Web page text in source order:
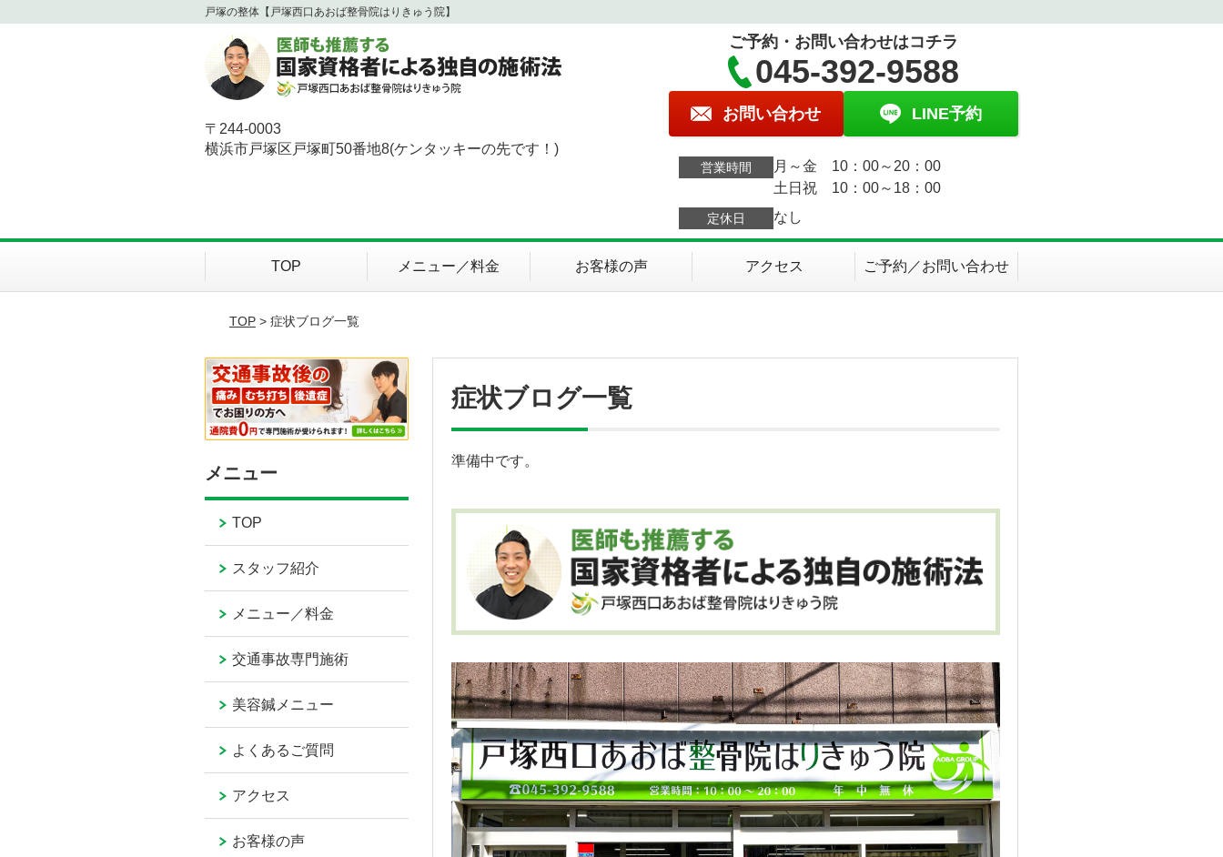
戸塚の整体【戸塚西口あおば整骨院はりきゅう院】
〒244-0003
横浜市戸塚区戸塚町50番地8(ケンタッキーの先です！)
ご予約・お問い合わせはコチラ
045-392-9588
お問い合わせ LINE予約
営業時間
月～金 10：00～20：00
土日祝 10：00～18：00
定休日 なし
TOP メニュー／料金 お客様の声 アクセス ご予約／お問い合わせ
TOP> 症状ブログ一覧
症状ブログ一覧
準備中です。
メニュー
TOP
スタッフ紹介
メニュー／料金
交通事故専門施術
美容鍼メニュー
よくあるご質問
アクセス
お客様の声